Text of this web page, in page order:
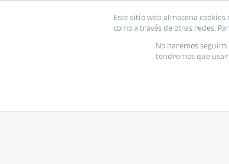
Este sitio web almacena
como a través de otras redes.
No haremos
tendremos que usar